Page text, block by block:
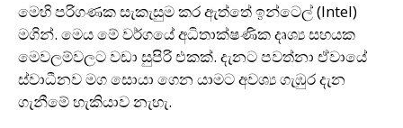
මෙහි පරිගණක සැකැසුම කර ඇත්තේ ඉන්ටෙල් (Intel)
මගින්. මෙය මේ වර්ගයේ අධිතාක්ෂණික දෘශ්‍ය සහයක
මෙවලම්වලට වඩා සුපිරි එකක්. දැනට පවත්නා ඒවායේ
ස්වාධීනව මග සොයා ගෙන යාමට අවශ්‍ය ගැඹුර දැන
ගැනීමේ හැකියාව නැහැ.